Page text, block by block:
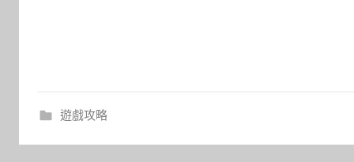
遊戲攻略